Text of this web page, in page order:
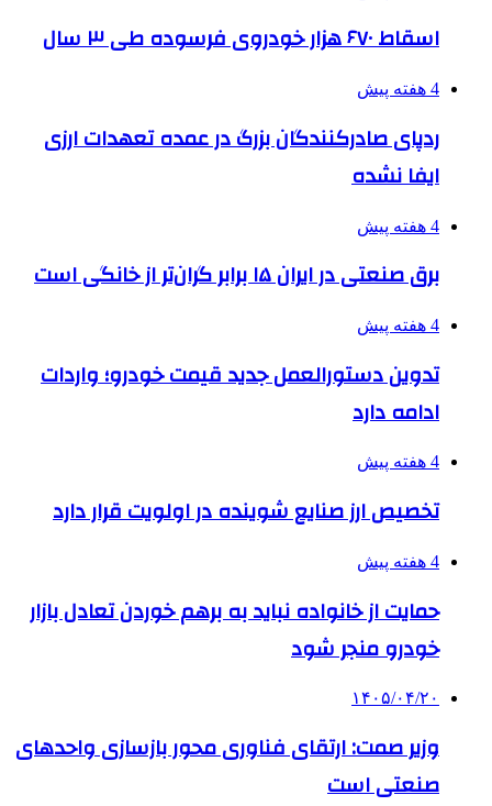
اسقاط ۶۷۰ هزار خودروی فرسوده طی ۳ سال
4 هفته پیش
ردپای صادرکنندگان بزرگ در عمده تعهدات ارزی
ایفا نشده
4 هفته پیش
برق صنعتی در ایران ۱۵ برابر گران‌تر از خانگی است
4 هفته پیش
تدوین دستورالعمل جدید قیمت خودرو؛ واردات
ادامه دارد
4 هفته پیش
تخصیص ارز صنایع شوینده در اولویت قرار دارد
4 هفته پیش
حمایت از خانواده نباید به برهم خوردن تعادل بازار
خودرو منجر شود
۱۴۰۵/۰۴/۲۰
وزیر صمت: ارتقای فناوری محور بازسازی واحدهای
صنعتی است